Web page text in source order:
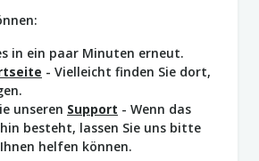
in ein paar Minuten erneut.
- Vielleicht finden Sie dort,
unseren Support - Wenn das
besteht, lassen Sie uns bitte
helfen können.